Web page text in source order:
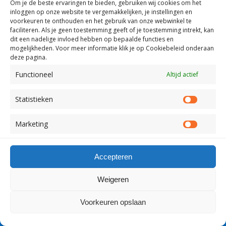
Om je de beste ervaringen te bieden, gebruiken wij cookies om het
inloggen op onze website te vergemakkelijken, je instellingen en
voorkeuren te onthouden en het gebruik van onze webwinkel te
faciliteren. Als je geen toestemming geeft of je toestemming intrekt, kan
dit een nadelige invloed hebben op bepaalde functies en
mogelijkheden. Voor meer informatie klik je op Cookiebeleid onderaan
deze pagina.
Functioneel Altijd actief
Statistieken
Marketing
Accepteren
Weigeren
Voorkeuren opslaan
Terug naar boven